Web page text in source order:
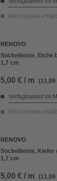
Nicht online
RENOVO
Sockelleiste, Eiche
1,7 cm
5,00 € / m (11,99
Verfügbarkeit im
Nicht online
RENOVO
Sockelleiste, Kiefer
1,7 cm
5,00 € / m (11,99